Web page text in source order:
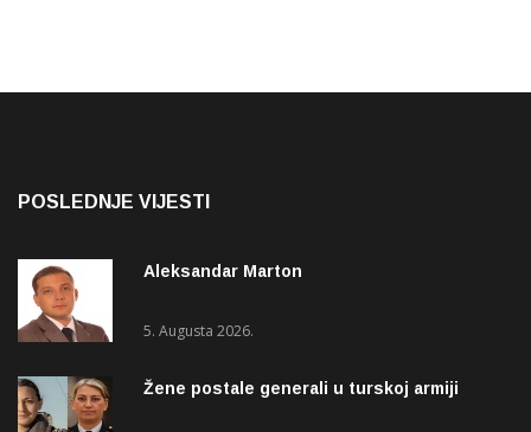
POSLEDNJE VIJESTI
Aleksandar Marton
5. Augusta 2026.
Žene postale generali u turskoj armiji